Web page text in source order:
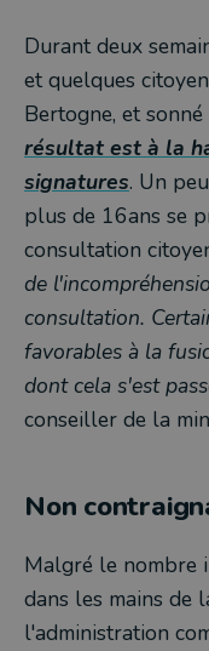
Durant deux
et quelques
Bertogne, et
résultat est à la
signatures. Un
plus de 16ans se
consultation
de
consultation.
favorables à la
dont cela s'est
conseiller de la
Non
Malgré le nombre
dans les mains de
l'administration